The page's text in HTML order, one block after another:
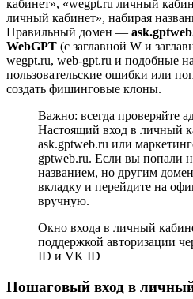
кабинет», «wegpt.ru личный
личный кабинет», набирая
Правильный домен —
WebGPT (с заглавной W и
wegpt.ru, web-gpt.ru и подобные
пользовательские ошибки или
создать фишинговые клоны.
Важно: всегда проверяйте
Настоящий вход в личный
ask.gptweb.ru или
gptweb.ru. Если вы попали
названием, но другим
вкладку и перейдите на
вручную.
Окно входа в личный
поддержкой авторизации
ID и VK ID
Пошаговый вход в